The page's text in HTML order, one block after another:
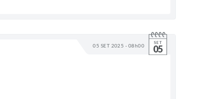
05 SET 2025 - 08h00 SET
05